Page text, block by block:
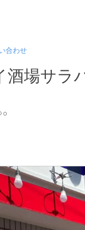
合わせ
酒場サ
0